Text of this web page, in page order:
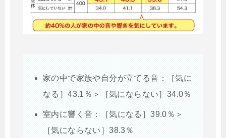
家の中で家族や自分が立てる音：［気に
なる］43.1％＞［気にならない］34.0％
室内に響く音：［気になる］39.0％＞
［気にならない］38.3％